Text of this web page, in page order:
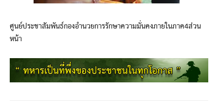
ศูนย์ประชาสัมพันธ์กองอำนวยการรักษาความมั่นคงภายในภาค4ส่วน
หน้า